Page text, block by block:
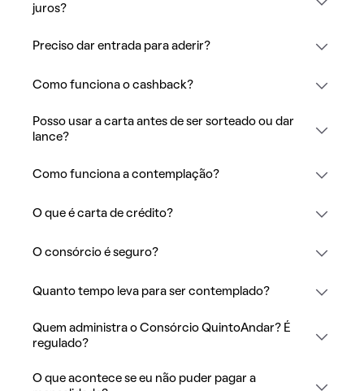
juros?
Preciso dar entrada para aderir?
Como funciona o cashback?
Posso usar a carta antes de ser sorteado ou dar
lance?
Como funciona a contemplação?
O que é carta de crédito?
O consórcio é seguro?
Quanto tempo leva para ser contemplado?
Quem administra o Consórcio QuintoAndar? É
regulado?
O que acontece se eu não puder pagar a